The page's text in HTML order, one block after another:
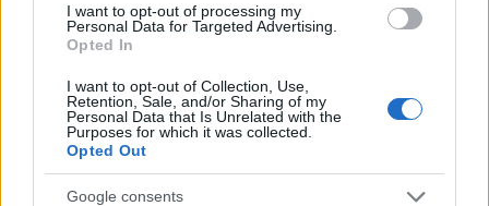
I want to opt-out of processing my
Personal Data for Targeted Advertising.
Opted In
I want to opt-out of Collection, Use,
Retention, Sale, and/or Sharing of my
Personal Data that Is Unrelated with the
Purposes for which it was collected.
Opted Out
Google consents
Ghosted #1-2 Történet: Joshua WilliamsonRajz: Goran
SudzukaImage Comics Mostanában egyre gyakrabban azon
kapom magam, hogy Image cuccokat olvasok, pedig (néhány
közel a szívemhez a kiadó termékei. Az utóbbi 1-2 évben…..